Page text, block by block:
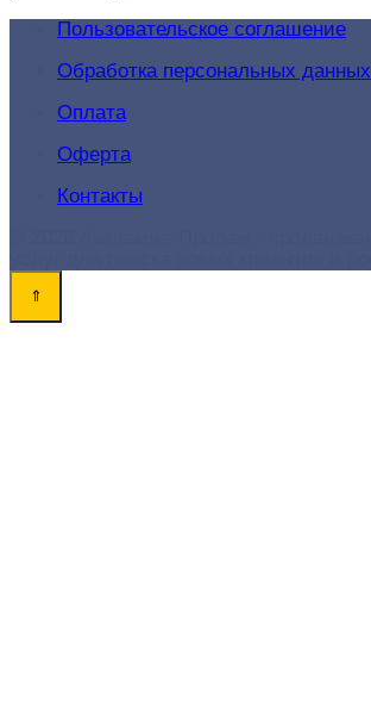
Пользовательское соглашение
Обработка персональных данных
Оплата
Оферта
Контакты